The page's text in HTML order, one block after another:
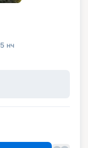
5 нч